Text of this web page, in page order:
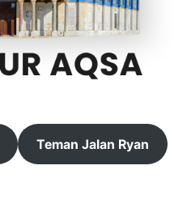
Teman Jalan Ryan